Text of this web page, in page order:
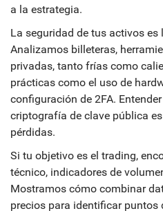
a la estrategia.
La seguridad de tus activos es
Analizamos billeteras,
privadas, tanto frías como
prácticas como el uso de
configuración de 2FA.
criptografía de clave pública
pérdidas.
Si tu objetivo es el trading,
técnico, indicadores de
Mostramos cómo combinar
precios para identificar puntos